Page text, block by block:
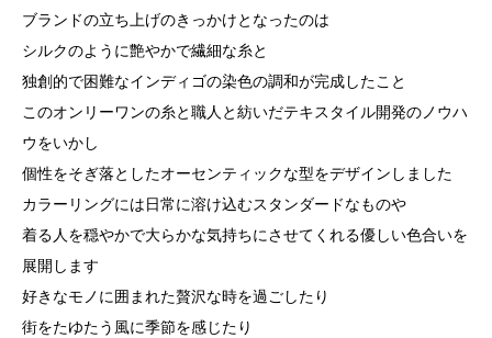
ブランドの立ち上げのきっかけとなったのは
シルクのように艶やかで繊細な糸と
独創的で困難なインディゴの染色の調和が完成したこと
このオンリーワンの糸と職人と紡いだテキスタイル開発のノウハ
ウをいかし
個性をそぎ落としたオーセンティックな型をデザインしました
カラーリングには日常に溶け込むスタンダードなものや
着る人を穏やかで大らかな気持ちにさせてくれる優しい色合いを
展開します
好きなモノに囲まれた贅沢な時を過ごしたり
街をたゆたう風に季節を感じたり